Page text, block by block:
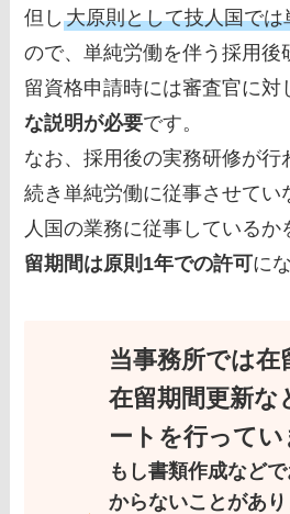
但し大原則として技人国で
ので、単純労働を伴う採用後
留資格申請時には審査官に対
な説明が必要です。
なお、採用後の実務研修が行
続き単純労働に従事させてい
人国の業務に従事しているか
留期間は原則1年での許可に
当事務所では在
在留期間更新な
ートを行ってい
もし書類作成など
からないことがあ